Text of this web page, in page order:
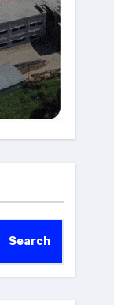
Search